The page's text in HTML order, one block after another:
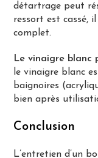
détartrage peut
ressort est cassé,
complet.
Le vinaigre blanc
le vinaigre blanc
baignoires
bien après
Conclusion
L’entretien d’un